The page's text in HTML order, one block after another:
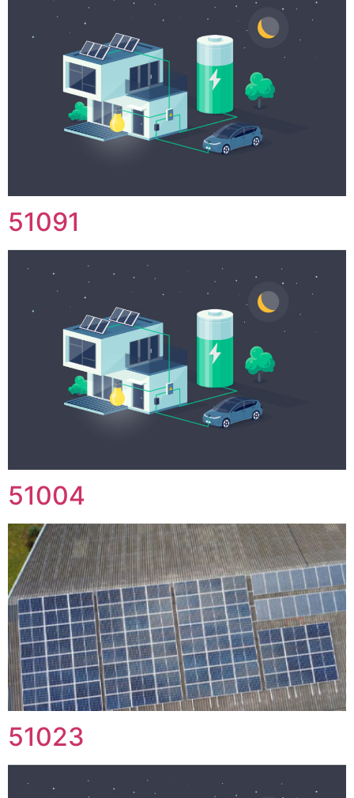
51091
51004
51023